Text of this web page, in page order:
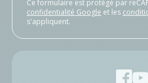
Ce formulaire est protégé par
confidentialité Google et les
s'appliquent.